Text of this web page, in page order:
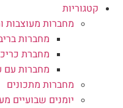
קטגוריות
מחברות מעוצבות
מחברות
מחברת
מחברות עם
מחברות מתכונים
יומנים שבועיים